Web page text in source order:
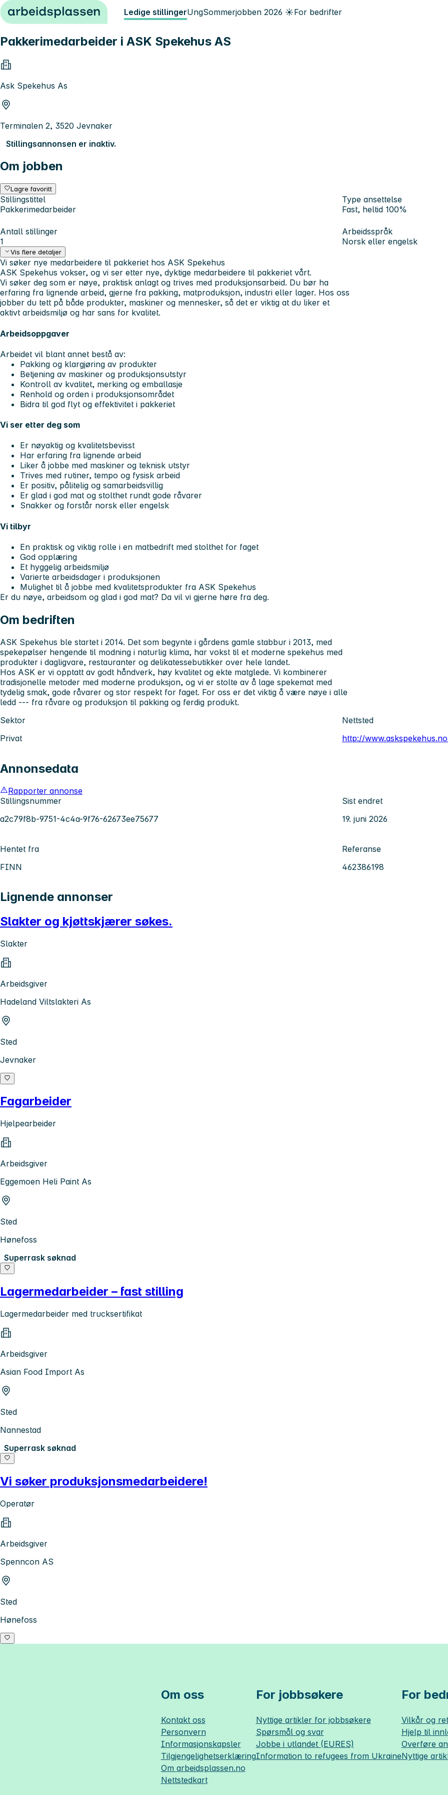
Hopp til innhold Ledige stillingerUngSommerjobben 2026 ☀️For bedrifter
Pakkerimedarbeider i ASK Spekehus AS
Ask Spekehus As
Terminalen 2, 3520 Jevnaker
Stillingsannonsen er inaktiv.
Om jobben
Lagre favoritt
Stillingstittel
Pakkerimedarbeider
Type ansettelse
Fast, heltid 100%
Antall stillinger
1
Arbeidsspråk
Norsk eller engelsk
Vis flere detaljer
Vi søker nye medarbeidere til pakkeriet hos ASK Spekehus
ASK Spekehus vokser, og vi ser etter nye, dyktige medarbeidere til pakkeriet vårt.
Vi søker deg som er nøye, praktisk anlagt og trives med produksjonsarbeid. Du bør ha
erfaring fra lignende arbeid, gjerne fra pakking, matproduksjon, industri eller lager. Hos oss
jobber du tett på både produkter, maskiner og mennesker, så det er viktig at du liker et
aktivt arbeidsmiljø og har sans for kvalitet.
Arbeidsoppgaver
Arbeidet vil blant annet bestå av:
Pakking og klargjøring av produkter
Betjening av maskiner og produksjonsutstyr
Kontroll av kvalitet, merking og emballasje
Renhold og orden i produksjonsområdet
Bidra til god flyt og effektivitet i pakkeriet
Vi ser etter deg som
Er nøyaktig og kvalitetsbevisst
Har erfaring fra lignende arbeid
Liker å jobbe med maskiner og teknisk utstyr
Trives med rutiner, tempo og fysisk arbeid
Er positiv, pålitelig og samarbeidsvillig
Er glad i god mat og stolthet rundt gode råvarer
Snakker og forstår norsk eller engelsk
Vi tilbyr
En praktisk og viktig rolle i en matbedrift med stolthet for faget
God opplæring
Et hyggelig arbeidsmiljø
Varierte arbeidsdager i produksjonen
Mulighet til å jobbe med kvalitetsprodukter fra ASK Spekehus
Er du nøye, arbeidsom og glad i god mat? Da vil vi gjerne høre fra deg.
Om bedriften
ASK Spekehus ble startet i 2014. Det som begynte i gårdens gamle stabbur i 2013, med
spekepølser hengende til modning i naturlig klima, har vokst til et moderne spekehus med
produkter i dagligvare, restauranter og delikatessebutikker over hele landet.
Hos ASK er vi opptatt av godt håndverk, høy kvalitet og ekte matglede. Vi kombinerer
tradisjonelle metoder med moderne produksjon, og vi er stolte av å lage spekemat med
tydelig smak, gode råvarer og stor respekt for faget. For oss er det viktig å være nøye i alle
ledd --- fra råvare og produksjon til pakking og ferdig produkt.
Sektor
Privat
Nettsted
http://
Annonsedata
Rapporter annonse
Stillingsnummer
a2c79f8b-9751-4c4a-9f76-62673ee75677
Sist endret
19. juni 2026
Hentet fra
FINN
Referanse
462386198
Lignende annonser
Slakter og kjøttskjærer søkes.
Slakter
Arbeidsgiver
Hadeland Viltslakteri As
Sted
Jevnaker
Fagarbeider
Hjelpearbeider
Arbeidsgiver
Eggemoen Heli Paint As
Sted
Hønefoss
Superrask søknad
Lagermedarbeider – fast stilling
Lagermedarbeider med trucksertifikat
Arbeidsgiver
Asian Food Import As
Sted
Nannestad
Superrask søknad
Vi søker produksjonsmedarbeidere!
Operatør
Arbeidsgiver
Spenncon AS
Sted
Hønefoss
Om oss
Kontakt oss
Personvern
Informasjonskapsler
Tilgjengelighetserklæring
Om arbeidsplassen.no
Nettstedkart
For jobbsøkere
Nyttige artikler for jobbsøkere
Spørsmål og svar
Jobbe i utlandet (EURES)
Information to refugees from Ukraine
For
Vilkår og
Hjelp til
Overføre
Nyttige